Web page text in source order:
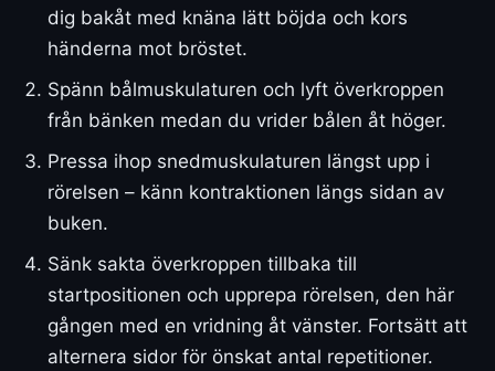
dig bakåt med knäna lätt böjda och kors
händerna mot bröstet.
Spänn bålmuskulaturen och lyft överkroppen
från bänken medan du vrider bålen åt höger.
Pressa ihop snedmuskulaturen längst upp i
rörelsen – känn kontraktionen längs sidan av
buken.
Sänk sakta överkroppen tillbaka till
startpositionen och upprepa rörelsen, den här
gången med en vridning åt vänster. Fortsätt att
alternera sidor för önskat antal repetitioner.